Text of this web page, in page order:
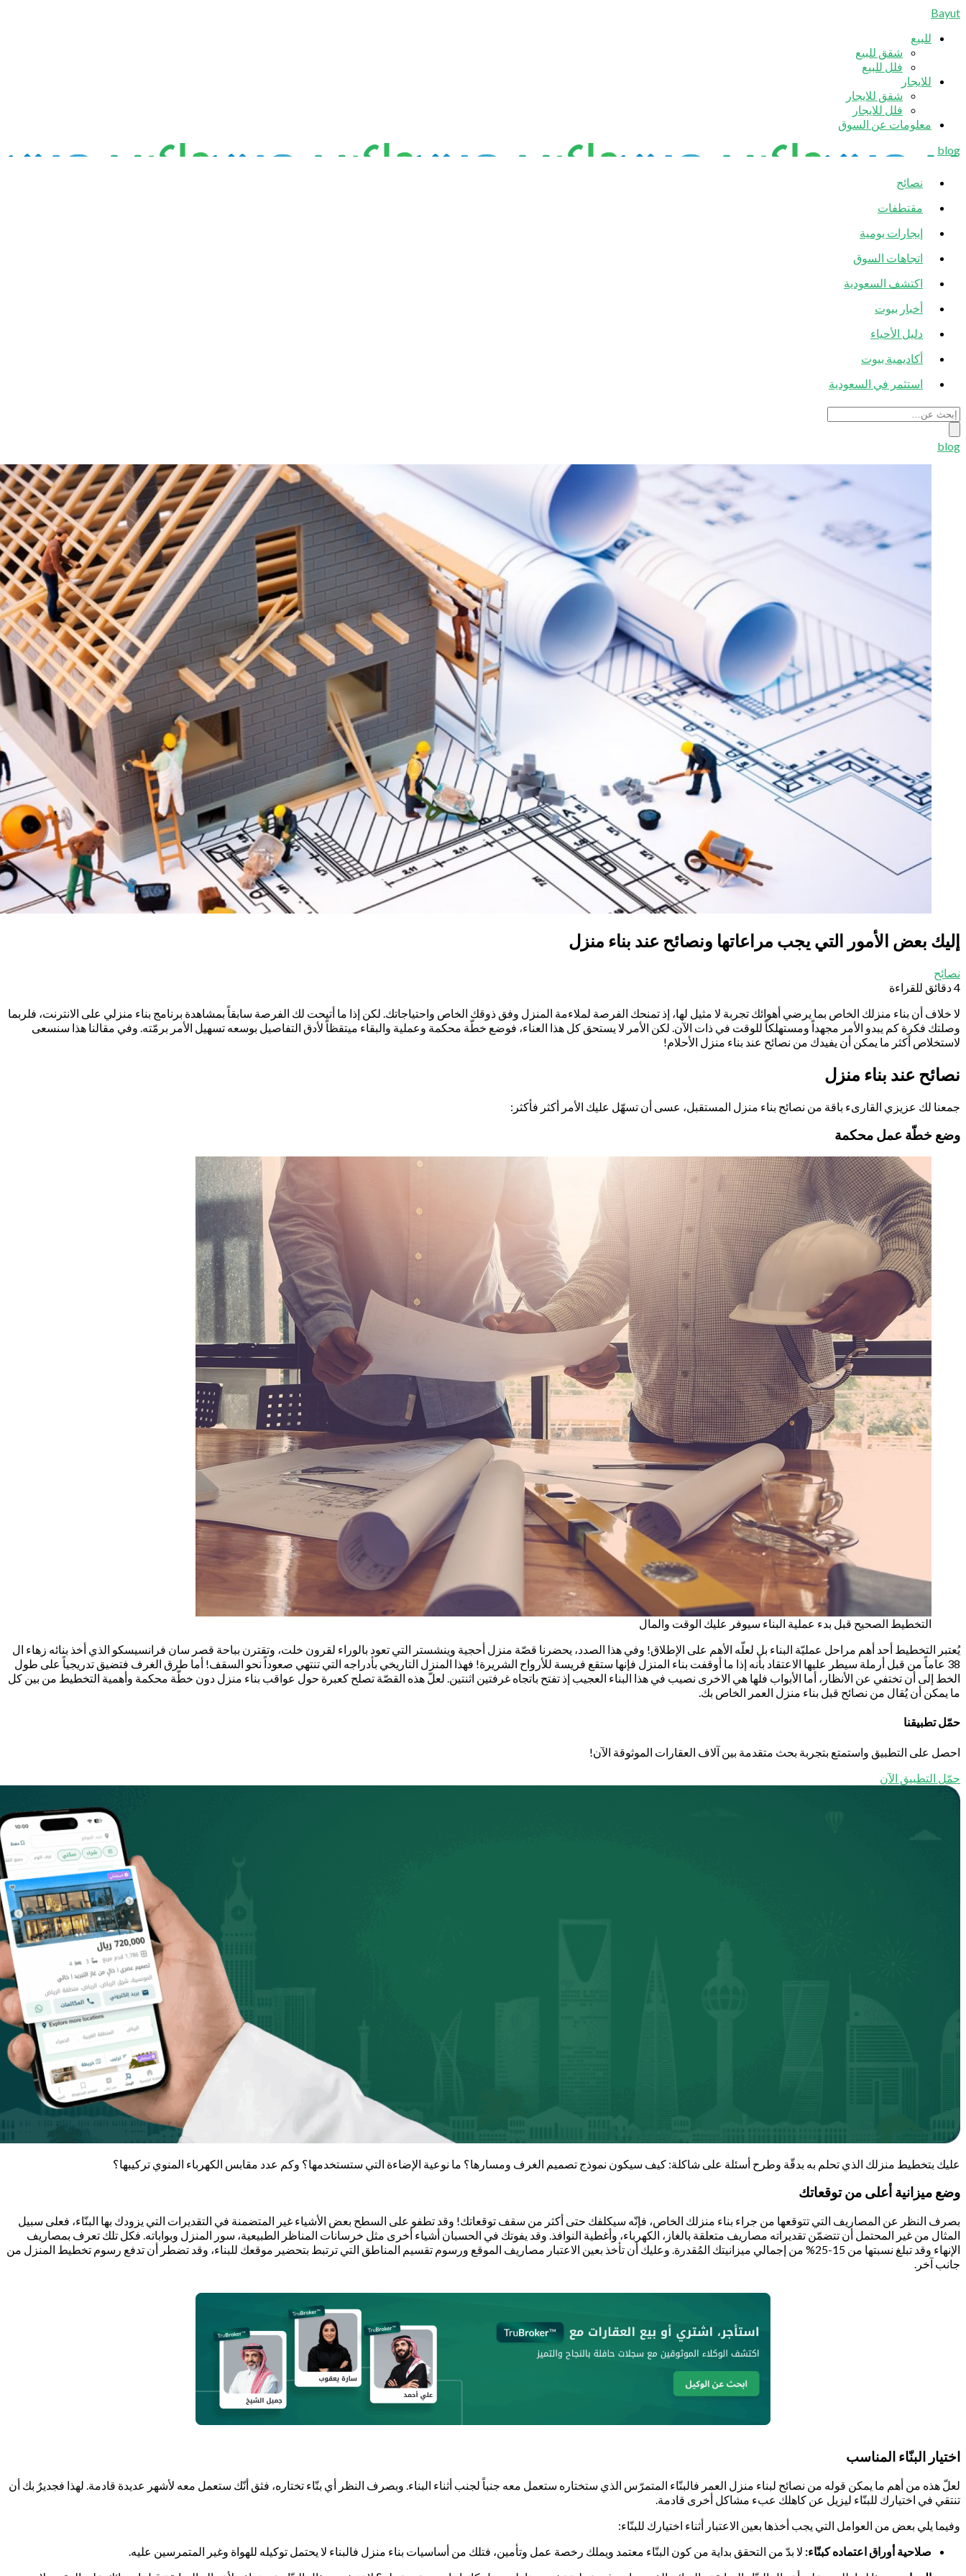
Bayut
للبيع
شقق للبيع
فلل للبيع
للايجار
شقق للايجار
فلل للايجار
معلومات عن السوق
blog
نصائح
مقتطفات
إيجارات يومية
اتجاهات السوق
اكتشف السعودية
أخبار بيوت
دليل الأحياء
أكاديمية بيوت
استثمر في السعودية
blog
إليك بعض الأمور التي يجب مراعاتها ونصائح عند بناء منزل
نصائح
4 دقائق للقراءة
لا خلاف أن بناء منزلك الخاص بما يرضي أهوائك تجربة لا مثيل لها، إذ تمنحك الفرصة لملاءمة المنزل وفق ذوقك الخاص واحتياجاتك. لكن إذا ما أتيحت لك الفرصة سابقاً بمشاهدة برنامج بناء منزلي على الانترنت، فلربما
وصلتك فكرة كم يبدو الأمر مجهداً ومستهلكاً للوقت في ذات الآن. لكن الأمر لا يستحق كل هذا العناء، فوضع خطّة محكمة وعملية والبقاء ميتقظاً لأدق التفاصيل بوسعه تسهيل الأمر برمّته. وفي مقالنا هذا سنسعى
لاستخلاص أكثر ما يمكن أن يفيدك من نصائح عند بناء منزل الأحلام!
نصائح عند بناء منزل
جمعنا لك عزيزي القارىء باقة من نصائح بناء منزل المستقبل، عسى أن تسهّل عليك الأمر أكثر فأكثر:
وضع خطّة عمل محكمة
التخطيط الصحيح قبل بدء عملية البناء سيوفر عليك الوقت والمال
يُعتبر التخطيط أحد أهم مراحل عمليّة البناء بل لعلّه الأهم على الإطلاق! وفي هذا الصدد، يحضرنا قصّة منزل أحجية وينشستر التي تعود بالوراء لقرون خلت، وتقترن بباحة قصر سان فرانسيسكو الذي أخذ بنائه زهاء ال
38 عاماً من قبل أرملة سيطر عليها الاعتقاد بأنه إذا ما أوقفت بناء المنزل فإنها ستقع فريسة للأرواح الشريرة! فهذا المنزل التاريخي بأدراجه التي تنتهي صعوداً نحو السقف! أما طرق الغرف فتضيق تدريجياً على طول
الخط إلى أن تختفي عن الأنظار، أما الأبواب فلها هي الاخرى نصيب في هذا البناء العجيب إذ تفتح باتجاه غرفتين اثنتين. لعلّ هذه القصّة تصلح كعبرة حول عواقب بناء منزل دون خطّة محكمة وأهمية التخطيط من بين كل
ما يمكن أن يُقال من نصائح قبل بناء منزل العمر الخاص بك.
حمّل تطبيقنا
احصل على التطبيق واستمتع بتجربة بحث متقدمة بين آلاف العقارات الموثوقة الآن!
حمّل التطبيق الآن
عليك بتخطيط منزلك الذي تحلم به بدقّة وطرح أسئلة على شاكلة: كيف سيكون نموذج تصميم الغرف ومسارها؟ ما نوعية الإضاءة التي ستستخدمها؟ وكم عدد مقابس الكهرباء المنوي تركيبها؟
وضع ميزانية أعلى من توقعاتك
بصرف النظر عن المصاريف التي تتوقعها من جراء بناء منزلك الخاص، فإنّه سيكلفك حتى أكثر من سقف توقعاتك! وقد تطفو على السطح بعض الأشياء غير المتضمنة في التقديرات التي يزودك بها البنّاء، فعلى سبيل
المثال من غير المحتمل أن تتضمّن تقديراته مصاريف متعلقة بالغاز، الكهرباء، وأغطية النوافذ. وقد يفوتك في الحسبان أشياء أخرى مثل خرسانات المناظر الطبيعية، سور المنزل وبواباته. فكل تلك تعرف بمصاريف
الإنهاء وقد تبلغ نسبتها من 15-25% من إجمالي ميزانيتك المُقدرة. وعليك أن تأخذ بعين الاعتبار مصاريف الموقع ورسوم تقسيم المناطق التي ترتبط بتحضير موقعك للبناء، وقد تضطر أن تدفع رسوم تخطيط المنزل من
جانب آخر.
اختيار البنّاء المناسب
لعلّ هذه من أهم ما يمكن قوله من نصائح لبناء منزل العمر فالبنّاء المتمرّس الذي ستختاره ستعمل معه جنباً لجنب أثناء البناء. وبصرف النظر أي بنّاء تختاره، فثق أنّك ستعمل معه لأشهر عديدة قادمة. لهذا فجديرٌ بك أن
تنتقي في اختيارك للبنّاء ليزيل عن كاهلك عبء مشاكل أخرى قادمة.
وفيما يلي بعض من العوامل التي يجب أخذها بعين الاعتبار أثناء اختيارك للبنّاء:
صلاحية أوراق اعتماده كبنّاء: لا بدّ من التحقق بداية من كون البنّاء معتمد ويملك رخصة عمل وتأمين، فتلك من أساسيات بناء منزل فالبناء لا يحتمل توكيله للهواة وغير المتمرسين عليه.